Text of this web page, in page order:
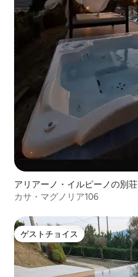
アリアーノ・イルピーノの別荘
カサ・マグノリア106
ゲストチョイス
ゲストチョイス